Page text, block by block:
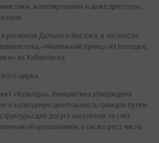
жонглирования и даже дрессуры,
края.
регионов Дальнего Востока, в частности,
«Маленький принц» из Находки,
из Хабаровска.
цирка.
«Культура». Инициатива утверждена
культурную деятельность граждан путем
для досуга населения за счет
оборудованием, а также рост числа